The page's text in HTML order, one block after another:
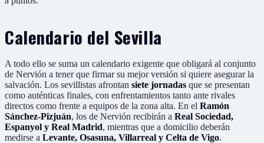
Calendario del Sevilla
A todo ello se suma un calendario exigente que obligará al conjunto
de Nervión a tener que firmar su mejor versión si quiere asegurar la
salvación. Los sevillistas afrontan siete jornadas que se presentan
como auténticas finales, con enfrentamientos tanto ante rivales
directos como frente a equipos de la zona alta. En el Ramón
Sánchez-Pizjuán, los de Nervión recibirán a Real Sociedad,
Espanyol y Real Madrid, mientras que a domicilio deberán
medirse a Levante, Osasuna, Villarreal y Celta de Vigo.